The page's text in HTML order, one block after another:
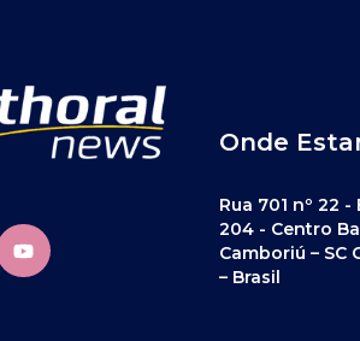
Onde
Rua 701 nº 22
204 - Centro
Camboriú – SC
– Brasil